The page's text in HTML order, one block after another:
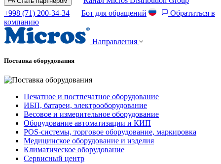
+998 (71) 200-34-34
Бот для обращений
Обратиться в
компанию
Направления
Поставка оборудования
Печатное и постпечатное оборудование
ИБП, батареи, электрооборудование
Весовое и измерительное оборудование
Оборудование автоматизации и КИП
POS-системы, торговое оборудование, маркировка
Медицинское оборудование и изделия
Климатическое оборудование
Сервисный центр